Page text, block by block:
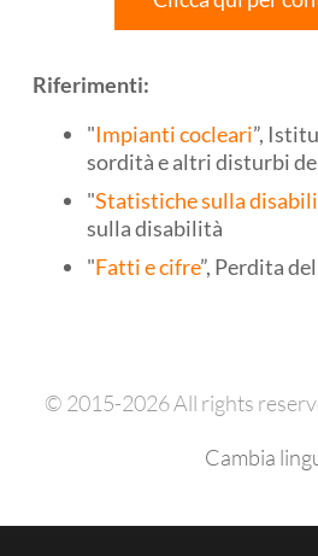
Riferimenti:
"Impianti cocleari”,
sordità e altri disturbi
"Statistiche sulla
sulla disabilità
"Fatti e cifre”, Perdita
© 2015-2026 All rights
Cambia